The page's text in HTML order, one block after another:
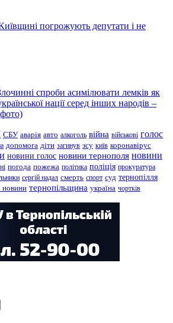
погрожують депутати і не
спроби асимілювати лемків як
нації серед інших народів –
СБУ аварія авто алкоголь війна військові голос
допомога діти загинув зсу київ коронавірус
новини голос новини тернополя новини
погода пожежа політика поліція прокуратура
сергій надал смерть спорт суд тернопілля
новини тернопільщина україна чортків